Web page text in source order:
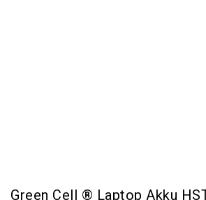
Green Cell ® Laptop Akku